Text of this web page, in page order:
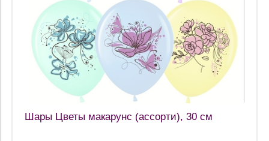
Шары Цветы макарунс (ассорти), 30 см